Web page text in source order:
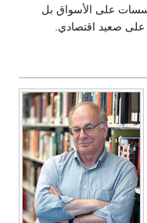
على الأسواق بل
على صعيد اقتصادي.